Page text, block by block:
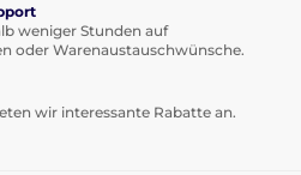
weniger Stunden auf
oder Warenaustauschwünsche.
wir interessante Rabatte an.